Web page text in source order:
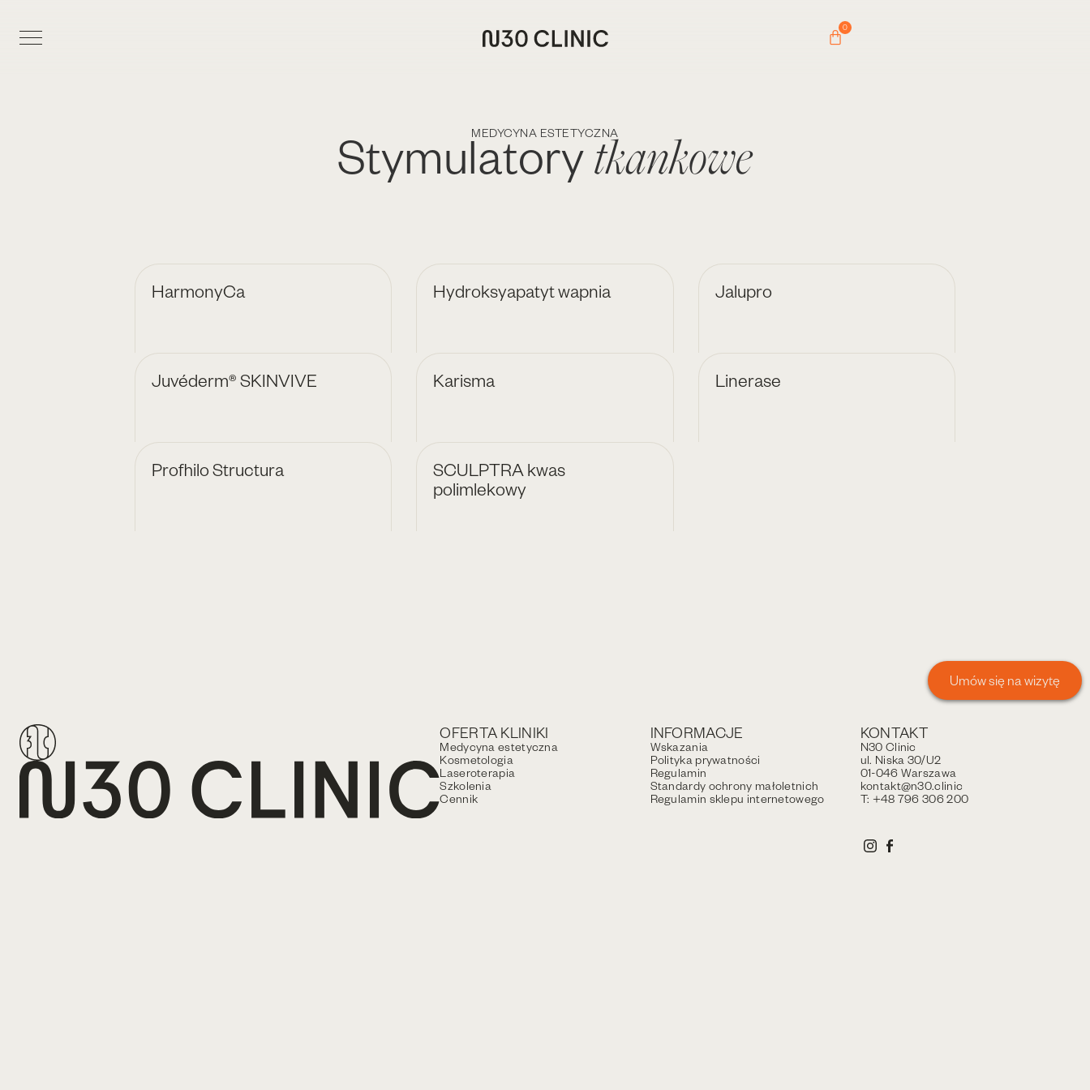
0
MEDYCYNA ESTETYCZNA
Stymulatorytkankowe
HarmonyCa Hydroksyapatyt wapnia Jalupro
Juvéderm® SKINVIVE Karisma Linerase
Profhilo Structura
SCULPTRA kwas
polimlekowy
Umów się na wizytę
OFERTA KLINIKI
Medycyna estetyczna
Kosmetologia
Laseroterapia
Szkolenia
Cennik
INFORMACJE
Wskazania
Polityka prywatności
Regulamin
Standardy ochrony małoletnich
Regulamin sklepu internetowego
KONTAKT
N30 Clinic
ul. Niska 30/U2
01-046 Warszawa
kontakt@n30.clinic
T: +48 796 306 200